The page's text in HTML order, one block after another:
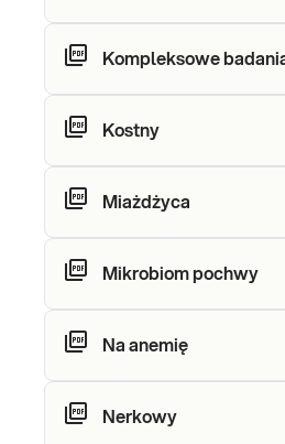
Kompleksowe
Kostny
Miażdżyca
Mikrobiom pochwy
Na anemię
Nerkowy